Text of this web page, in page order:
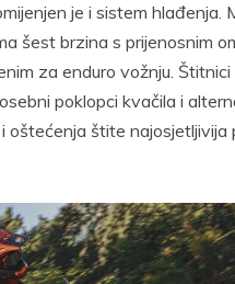
je i sistem hlađenja.
šest brzina s prijenosnim
za enduro vožnju. Štitnici
poklopci kvačila i
oštećenja štite najosjetljivija